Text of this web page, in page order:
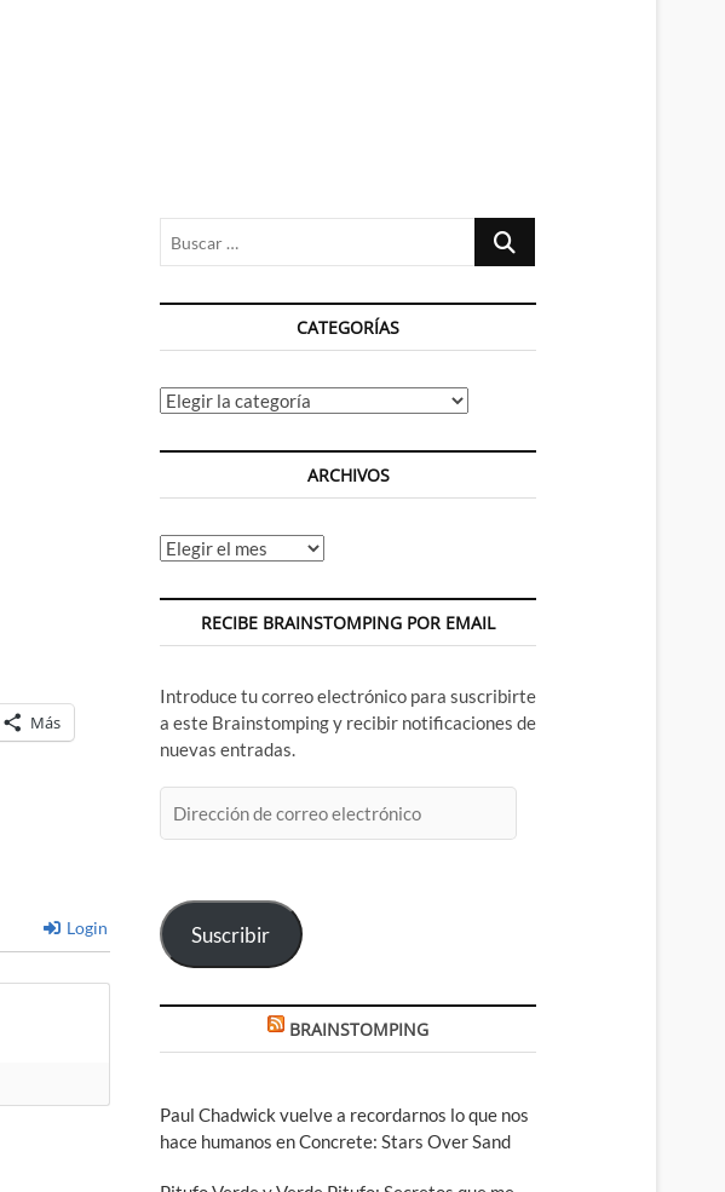
Más
Login
Buscar
CATEGORÍAS
Categorías
ARCHIVOS
Archivos
RECIBE BRAINSTOMPING POR EMAIL
Introduce tu correo electrónico para suscribirte
a este Brainstomping y recibir notificaciones de
nuevas entradas.
de
Suscribir
BRAINSTOMPING
Paul Chadwick vuelve a recordarnos lo que nos
hace humanos en Concrete: Stars Over Sand